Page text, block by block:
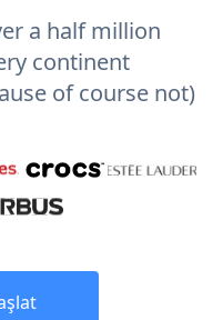
a half million
continent
of course not)